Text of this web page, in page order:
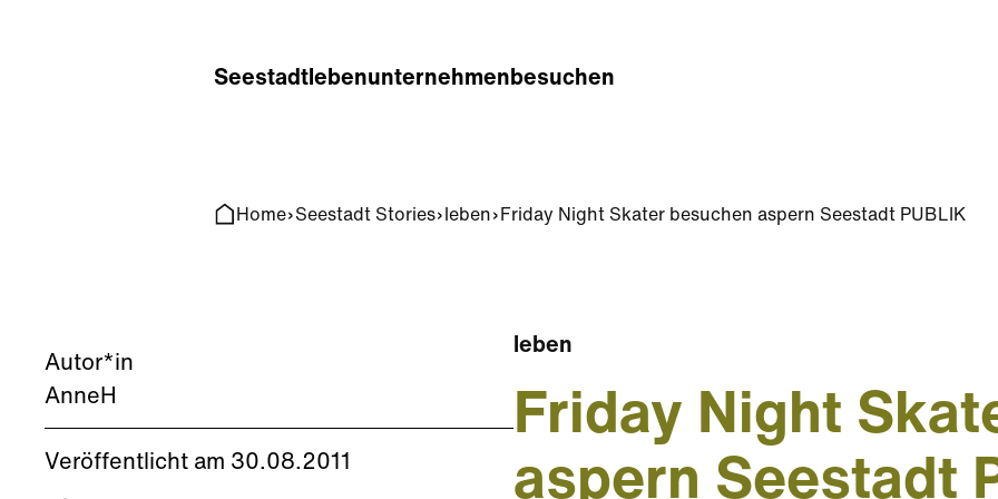
Seestadtlebenunternehmenbesuchen
Home Seestadt Stories leben Friday Night Skater besuchen aspern Seestadt PUBLIK
Autor*in
AnneH
Veröffentlicht am 30.08.2011
leben
Friday Night
aspern Seestadt